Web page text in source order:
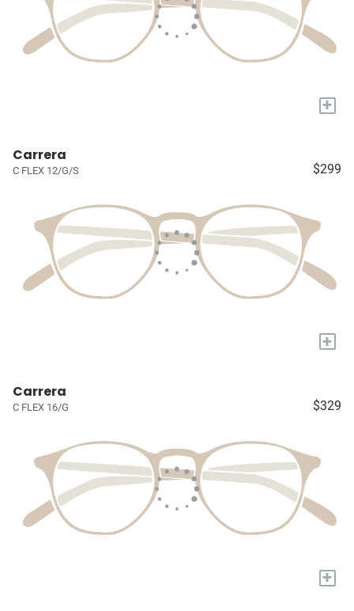
+
Carrera
C FLEX 12/G/S $299
+
Carrera
C FLEX 16/G $329
+